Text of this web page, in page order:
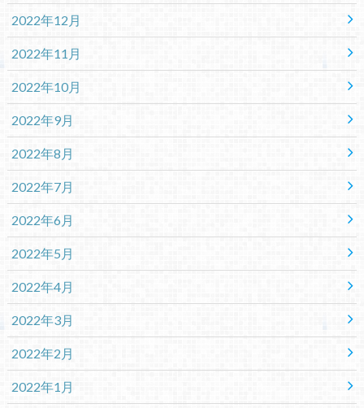
2022年12月
2022年11月
2022年10月
2022年9月
2022年8月
2022年7月
2022年6月
2022年5月
2022年4月
2022年3月
2022年2月
2022年1月